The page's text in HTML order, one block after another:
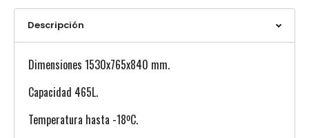
Descripción
Dimensiones 1530x765x840 mm.
Capacidad 465L.
Temperatura hasta -18ºC.